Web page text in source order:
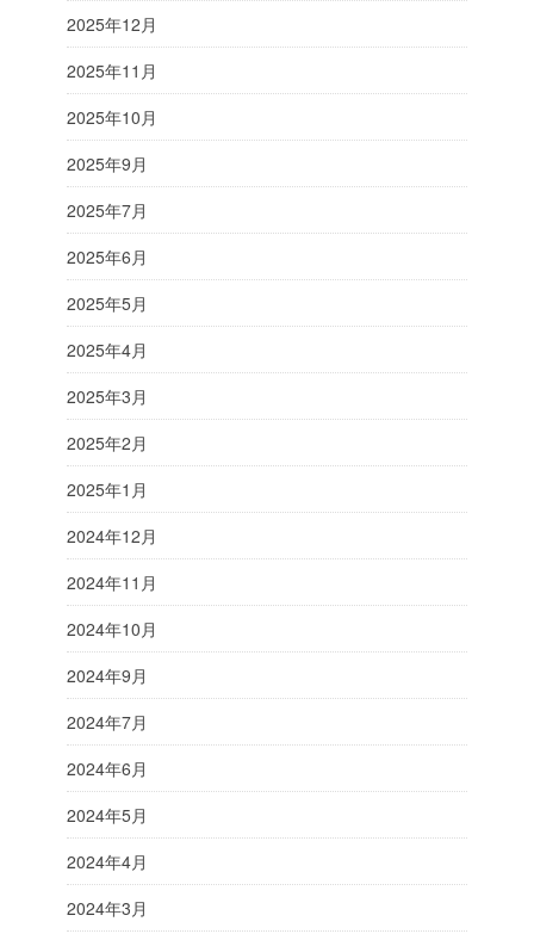
2025年12月
2025年11月
2025年10月
2025年9月
2025年7月
2025年6月
2025年5月
2025年4月
2025年3月
2025年2月
2025年1月
2024年12月
2024年11月
2024年10月
2024年9月
2024年7月
2024年6月
2024年5月
2024年4月
2024年3月